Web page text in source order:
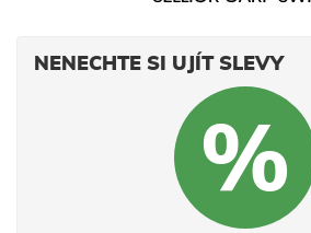
NENECHTE SI UJÍT SLEVY